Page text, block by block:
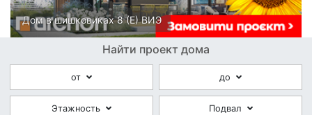
Найти проект дома
от до
Этажность Подвал
Дом в шишковиках 8 (E) ВИЭ